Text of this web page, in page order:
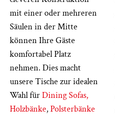
mit einer oder mehreren
Säulen in der Mitte
können Ihre Gäste
komfortabel Platz
nehmen. Dies macht
unsere Tische zur idealen
Wahl fürDining Sofas,
Holzbänke,Polsterbänke